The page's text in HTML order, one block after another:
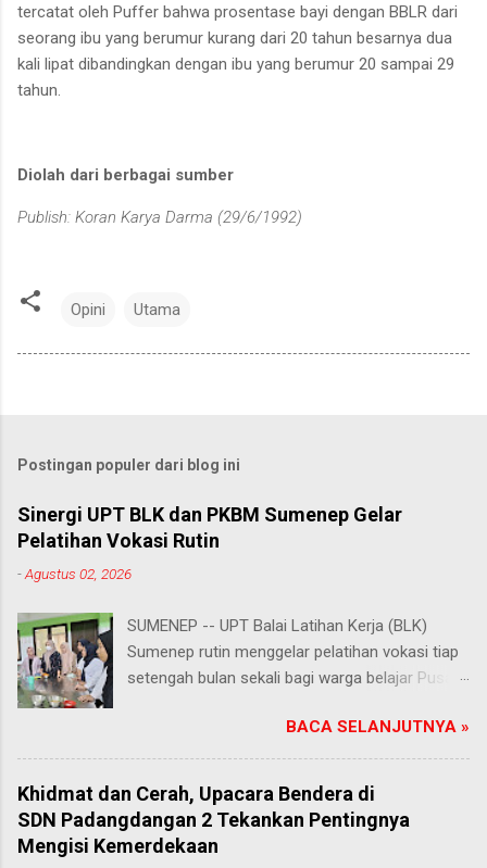
tercatat oleh Puffer bahwa prosentase bayi dengan BBLR dari
seorang ibu yang berumur kurang dari 20 tahun besarnya dua
kali lipat dibandingkan dengan ibu yang berumur 20 sampai 29
tahun.
Diolah dari berbagai sumber
Publish: Koran Karya Darma (29/6/1992)
Opini Utama
Postingan populer dari blog ini
Sinergi UPT BLK dan PKBM Sumenep Gelar
Pelatihan Vokasi Rutin
-Agustus 02, 2026
SUMENEP -- UPT Balai Latihan Kerja (BLK)
Sumenep rutin menggelar pelatihan vokasi tiap
setengah bulan sekali bagi warga belajar Pusat
Kabupaten Sumenep. Ahad (2/8/2026).
Program ini menawarkan berbagai pilihan
keterampilan, mulai dari pembuatan roti dan kue
hingga kejuruan lainnya yang bebas dipilih
peserta sesuai bakat dan minat masing-
BACA SELANJUTNYA »
Khidmat dan Cerah, Upacara Bendera di
SDN Padangdangan 2 Tekankan Pentingnya
Mengisi Kemerdekaan